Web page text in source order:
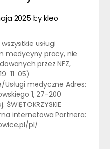
2025 bykleo
wszystkie usługi
medycyny pracy, nie
przez NFZ,
11-05)
medyczne Adres:
1, 27-200
internetowa Partnera:
pl/